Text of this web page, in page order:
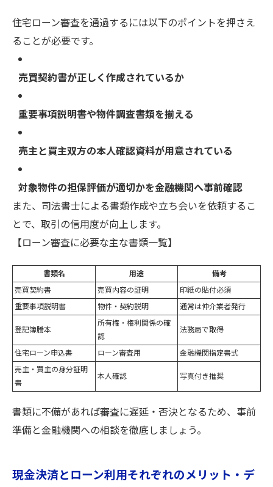
住宅ローン審査を通過するには以下のポイントを押さえ
ることが必要です。
売買契約書が正しく作成されているか
重要事項説明書や物件調査書類を揃える
売主と買主双方の本人確認資料が用意されている
対象物件の担保評価が適切かを金融機関へ事前確認
また、司法書士による書類作成や立ち会いを依頼するこ
とで、取引の信用度が向上します。
【ローン審査に必要な主な書類一覧】
書類名 用途
備考
売買契約書
売買内容の証明
印紙の貼付必須
重要事項説明書
物件・契約説明
通常は仲介業者発行
登記簿謄本
所有権・権利関係の確
認
法務局で取得
住宅ローン申込書
ローン審査用
金融機関指定書式
売主・買主の身分証明
書
本人確認 写真付き推奨
書類に不備があれば審査に遅延・否決となるため、事前
準備と金融機関への相談を徹底しましょう。
現金決済とローン利用それぞれのメリット・デ